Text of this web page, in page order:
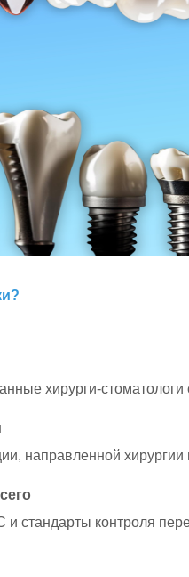
хирурги-
направленной
и стандарты контроля